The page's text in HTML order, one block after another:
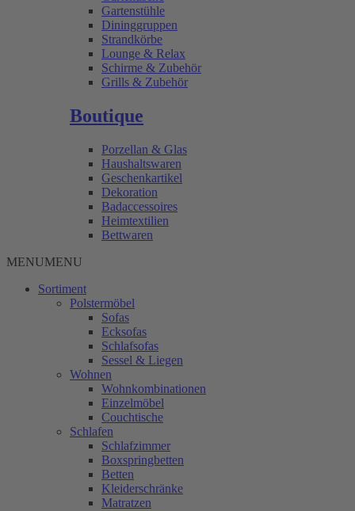
Gartenstühle
Dininggruppen
Strandkörbe
Lounge & Relax
Schirme & Zubehör
Grills & Zubehör
Boutique
Porzellan & Glas
Haushaltswaren
Geschenkartikel
Dekoration
Badaccessoires
Heimtextilien
Bettwaren
MENUMENU
Sortiment
Polstermöbel
Sofas
Ecksofas
Schlafsofas
Sessel & Liegen
Wohnen
Wohnkombinationen
Einzelmöbel
Couchtische
Schlafen
Schlafzimmer
Boxspringbetten
Betten
Kleiderschränke
Matratzen